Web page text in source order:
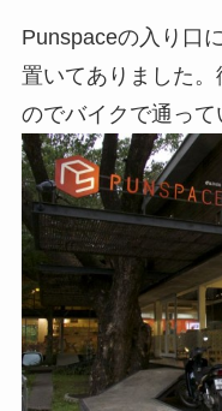
Punspaceの入り口
置いてありました
のでバイクで通って